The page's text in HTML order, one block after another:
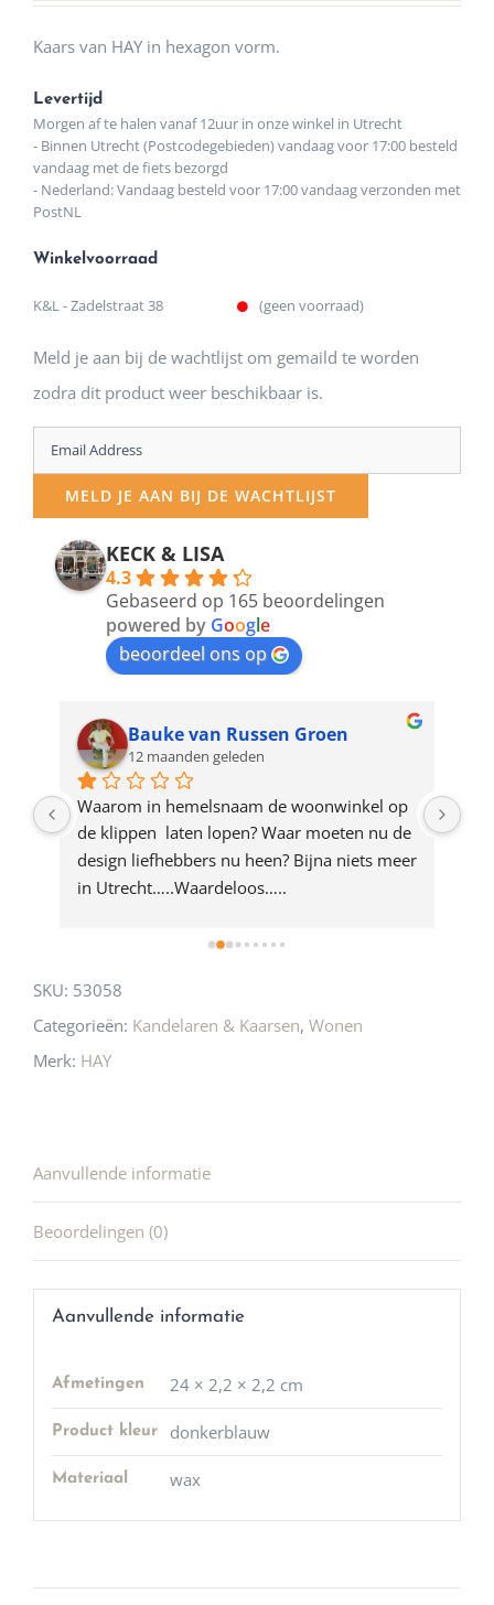
Kaars van HAY in hexagon vorm.
Levertijd
Morgen af te halen vanaf 12uur in onze winkel in Utrecht
- Binnen Utrecht (Postcodegebieden) vandaag voor 17:00 besteld
vandaag met de fiets bezorgd
- Nederland: Vandaag besteld voor 17:00 vandaag verzonden met
PostNL
Winkelvoorraad
K&L - Zadelstraat 38 (geen voorraad)
Meld je aan bij de wachtlijst om gemaild te worden
zodra dit product weer beschikbaar is.
Enter
your
email
address
product
MELD JE AAN BIJ DE WACHTLIJST
KECK & LISA
4.3
Gebaseerd op 165 beoordelingen
powered by Google
beoordeel ons op
Bauke van Russen Groen
12 maanden geleden
Waarom in hemelsnaam de woonwinkel op
de klippen  laten lopen? Waar moeten nu de
design liefhebbers nu heen? Bijna niets meer
in Utrecht…..Waardeloos…..
SKU: 53058
Categorieën: Kandelaren & Kaarsen, Wonen
Merk: HAY
Aanvullende informatie
Beoordelingen (0)
Aanvullende informatie
Afmetingen 24 × 2,2 × 2,2 cm
Product kleur donkerblauw
Materiaal wax